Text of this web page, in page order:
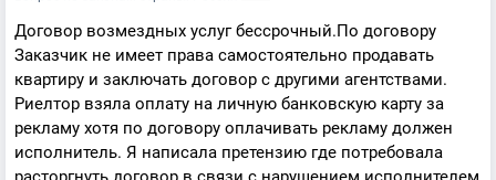
Договор возмездных услуг бессрочный.По договору
Заказчик не имеет права самостоятельно продавать
квартиру и заключать договор с другими агентствами.
Риелтор взяла оплату на личную банковскую карту за
рекламу хотя по договору оплачивать рекламу должен
исполнитель. Я написала претензию где потребовала